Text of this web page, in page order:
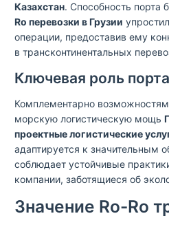
Казахстан. Способность порта
Ro перевозки в Грузии
операции, предоставив ему
в трансконтинентальных
Ключевая роль
Комплементарно
морскую логистическую мощь
проектные логистические
адаптируется к значительным
соблюдает устойчивые
компании, заботящиеся об
Значение Ro-Ro